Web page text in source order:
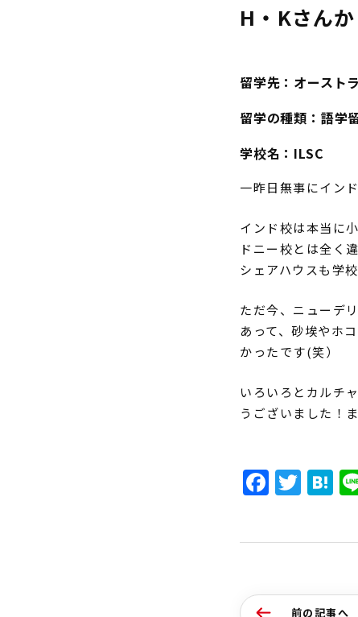
H・Kさん
留学先：オースト
留学の種類：語学
学校名： ILSC
一昨日無事にイン
インド校は本当に
ドニー校とは全く
シェアハウスも学
ただ今、ニューデ
あって、砂埃やホ
かったです(笑）
いろいろとカルチ
うございました！
前の記事へ